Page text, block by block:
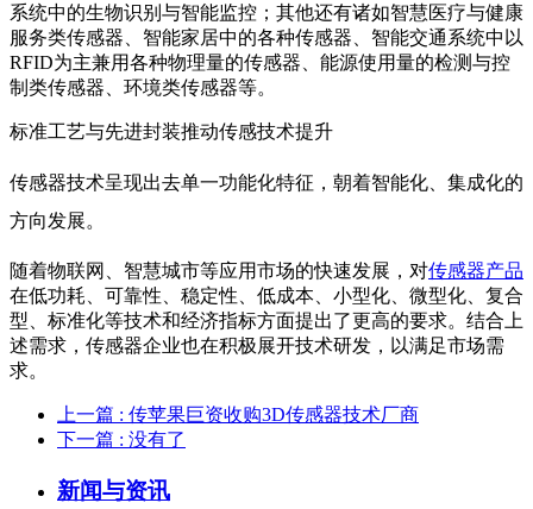
系统中的生物识别与智能监控；其他还有诸如智慧医疗与健康
服务类传感器、智能家居中的各种传感器、智能交通系统中以
RFID为主兼用各种物理量的传感器、能源使用量的检测与控
制类传感器、环境类传感器等。
标准工艺与先进封装推动传感技术提升
传感器技术呈现出去单一功能化特征，朝着智能化、集成化的
方向发展。
随着物联网、智慧城市等应用市场的快速发展，对传感器产品
在低功耗、可靠性、稳定性、低成本、小型化、微型化、复合
型、标准化等技术和经济指标方面提出了更高的要求。结合上
述需求，传感器企业也在积极展开技术研发，以满足市场需
求。
上一篇 : 传苹果巨资收购3D传感器技术厂商
下一篇 : 没有了
新闻与资讯